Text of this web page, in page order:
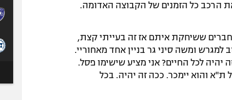
ששיחקת איתם אז זה בעייתי קצת,
קרוב למגרש ומשה סיני גר בניין אחד מאחוריי.
לכל החיים? אני מציע שישימו פסל.
והוא יימכר. ככה זה יהיה. בכל